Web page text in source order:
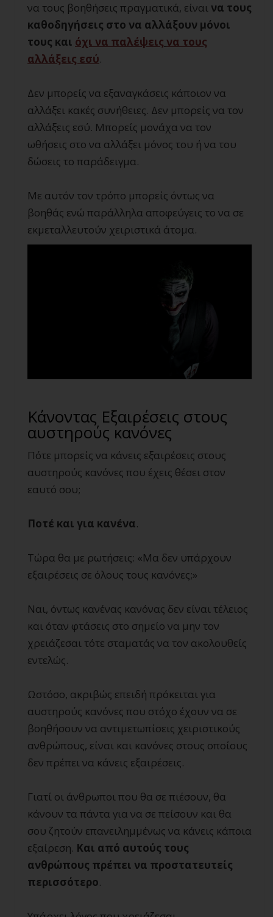
να τους βοηθήσεις πραγματικά, είναινα τους
καθοδηγήσεις στο να αλλάξουν μόνοι
τους και όχι να παλέψεις να τους
αλλάξεις εσύ.
Δεν μπορείς να εξαναγκάσεις κάποιον να
αλλάξει κακές συνήθειες. Δεν μπορείς να τον
αλλάξεις εσύ. Μπορείς μονάχα να τον
ωθήσεις στο να αλλάξει μόνος του ή να του
δώσεις το παράδειγμα.
Με αυτόν τον τρόπο μπορείς όντως να
βοηθάς ενώ παράλληλα αποφεύγεις το να σε
εκμεταλλευτούν χειριστικά άτομα.
Κάνοντας Εξαιρέσεις στους
αυστηρούς κανόνες
Πότε μπορείς να κάνεις εξαιρέσεις στους
αυστηρούς κανόνες που έχεις θέσει στον
εαυτό σου;
Ποτέ και για κανένα.
Τώρα θα με ρωτήσεις: «Μα δεν υπάρχουν
εξαιρέσεις σε όλους τους κανόνες;»
Ναι, όντως κανένας κανόνας δεν είναι τέλειος
και όταν φτάσεις στο σημείο να μην τον
χρειάζεσαι τότε σταματάς να τον ακολουθείς
εντελώς.
Ωστόσο, ακριβώς επειδή πρόκειται για
αυστηρούς κανόνες που στόχο έχουν να σε
βοηθήσουν να αντιμετωπίσεις χειριστικούς
ανθρώπους, είναι και κανόνες στους οποίους
δεν πρέπει να κάνεις εξαιρέσεις.
Γιατί οι άνθρωποι που θα σε πιέσουν, θα
κάνουν τα πάντα για να σε πείσουν και θα
σου ζητούν επανειλημμένως να κάνεις κάποια
εξαίρεση. Και από αυτούς τους
ανθρώπους πρέπει να προστατευτείς
περισσότερο.